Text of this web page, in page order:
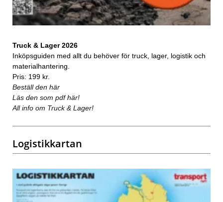
Truck & Lager 2026
Inköpsguiden med allt du behöver för truck, lager, logistik och
materialhantering.
Pris: 199 kr.
Beställ den här
Läs den som pdf här!
All info om Truck & Lager!
Logistikkartan